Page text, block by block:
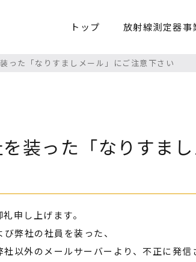
トップ 放射線測定器事
った「なりすましメール」にご注意下さい
を装った「なりすま
申し上げます。
弊社の社員を装った、
以外のメールサーバーより、不正に発信